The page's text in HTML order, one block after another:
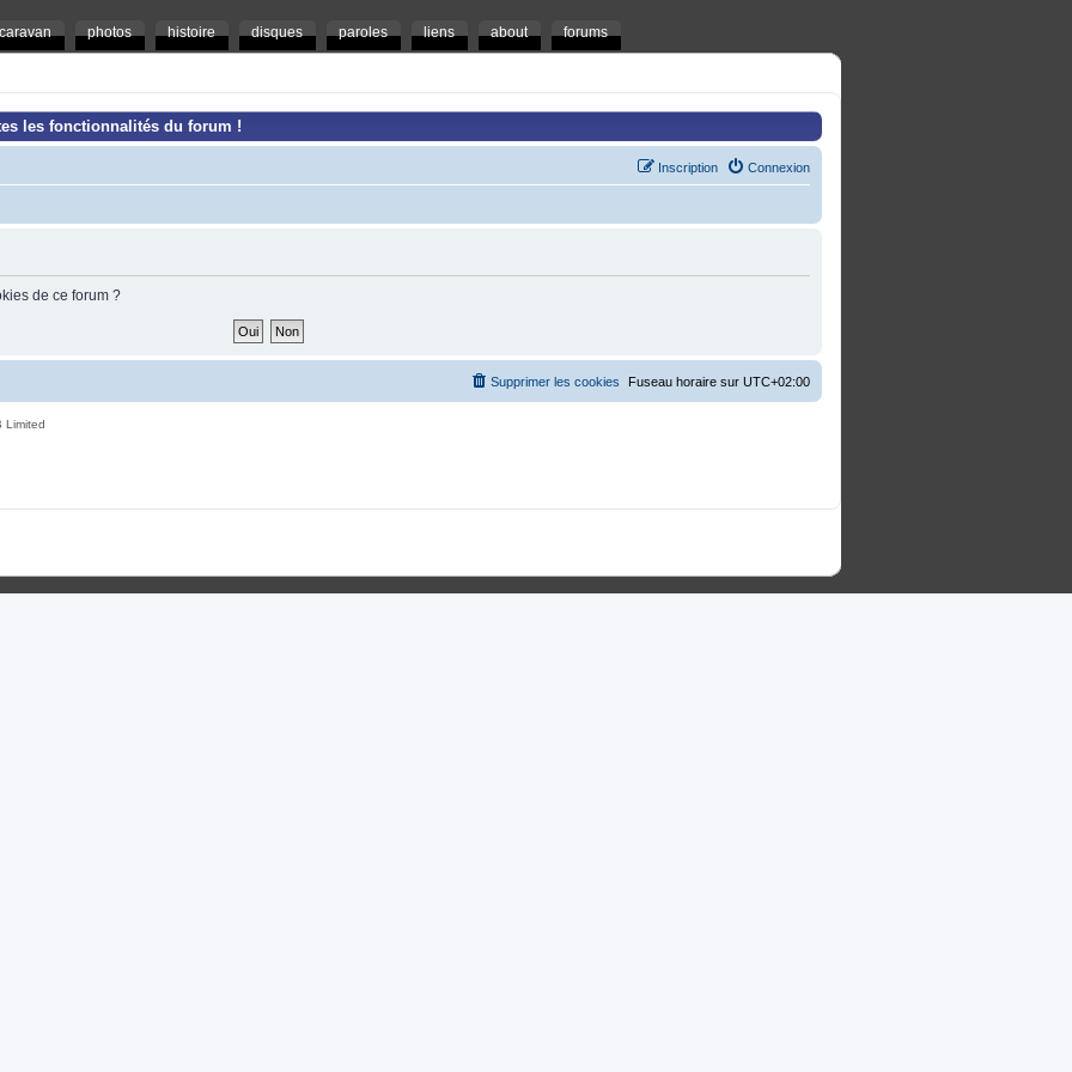
caravan photos histoire disques paroles liens about forums
les fonctionnalités du forum !
Connexion
Inscription
de ce forum ?
Fuseau horaire sur UTC+02:00
Supprimer les cookies
Limited